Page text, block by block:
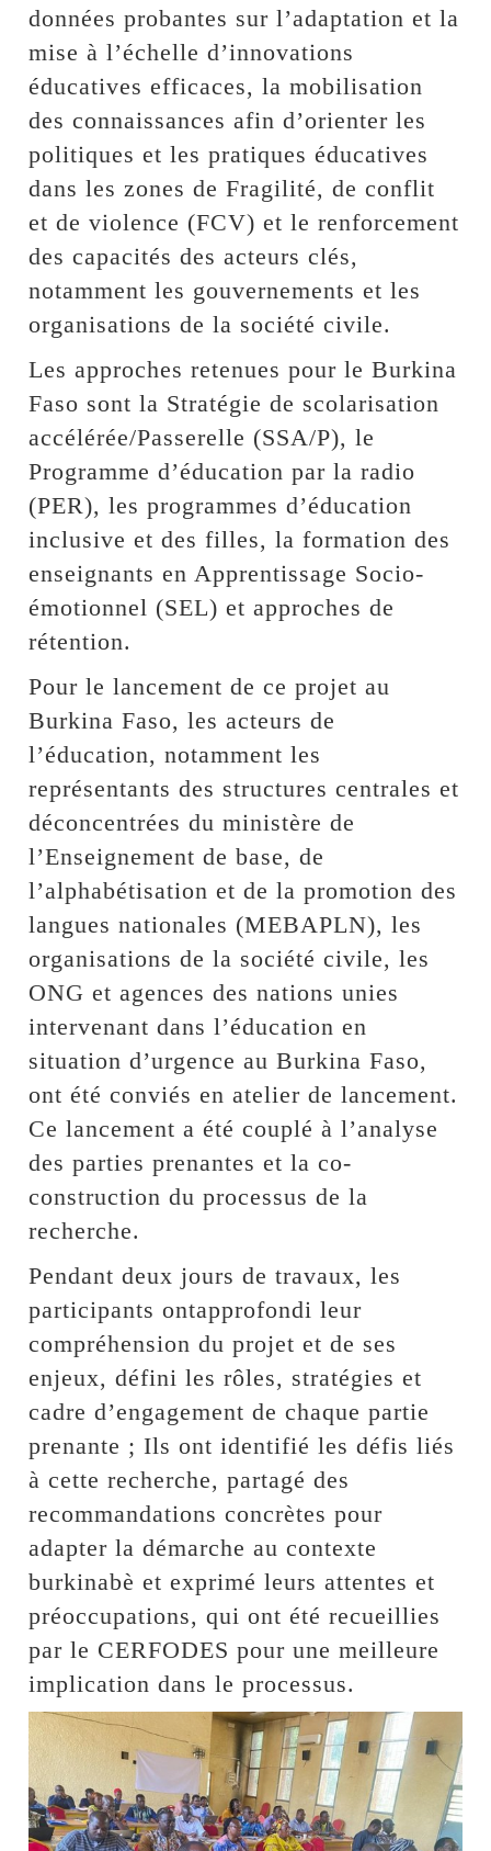
données probantes sur l’adaptation et la
mise à l’échelle d’innovations
éducatives efficaces, la mobilisation
des connaissances afin d’orienter les
politiques et les pratiques éducatives
dans les zones de Fragilité, de conflit
et de violence (FCV) et le renforcement
des capacités des acteurs clés,
notamment les gouvernements et les
organisations de la société civile.
Les approches retenues pour le Burkina
Faso sont la Stratégie de scolarisation
accélérée/Passerelle (SSA/P), le
Programme d’éducation par la radio
(PER), les programmes d’éducation
inclusive et des filles, la formation des
enseignants en Apprentissage Socio-
émotionnel (SEL) et approches de
rétention.
Pour le lancement de ce projet au
Burkina Faso, les acteurs de
l’éducation, notamment les
représentants des structures centrales et
déconcentrées du ministère de
l’Enseignement de base, de
l’alphabétisation et de la promotion des
langues nationales (MEBAPLN), les
organisations de la société civile, les
ONG et agences des nations unies
intervenant dans l’éducation en
situation d’urgence au Burkina Faso,
ont été conviés en atelier de lancement.
Ce lancement a été couplé à l’analyse
des parties prenantes et la co-
construction du processus de la
recherche.
Pendant deux jours de travaux, les
participants ontapprofondi leur
compréhension du projet et de ses
enjeux, défini les rôles, stratégies et
cadre d’engagement de chaque partie
prenante ; Ils ont identifié les défis liés
à cette recherche, partagé des
recommandations concrètes pour
adapter la démarche au contexte
burkinabè et exprimé leurs attentes et
préoccupations, qui ont été recueillies
par le CERFODES pour une meilleure
implication dans le processus.